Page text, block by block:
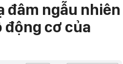
đâm ngẫu nhiên
động cơ của